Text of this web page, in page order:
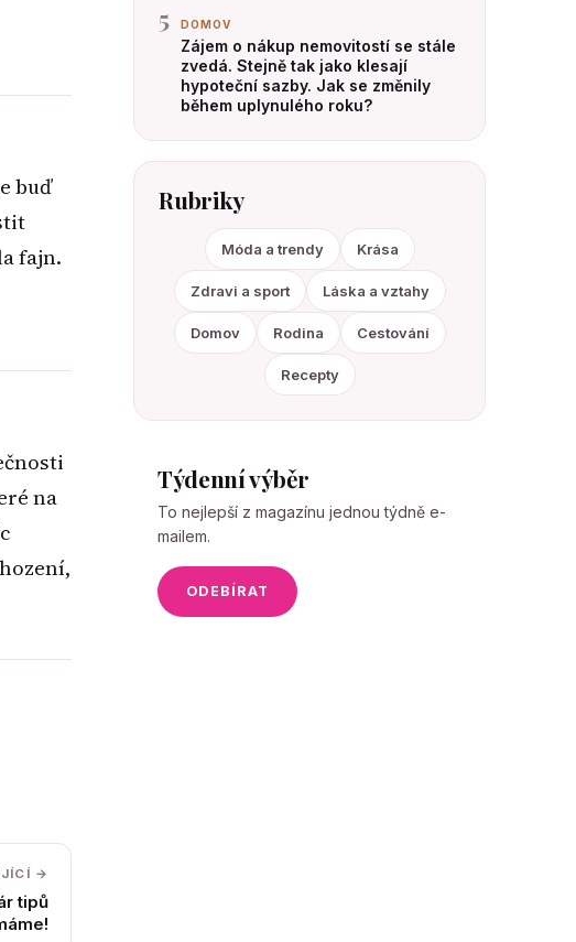
buď
fajn.
na
→
tipů
5 DOMOV
Zájem o nákup nemovitostí se stále
zvedá. Stejně tak jako klesají
hypoteční sazby. Jak se změnily
během uplynulého roku?
Rubriky
Móda a trendy Krása
Zdravi a sport Láska a vztahy
Domov Rodina Cestování
Recepty
Týdenní výběr
To nejlepší z magazínu jednou týdně e-
mailem.
ODEBÍRAT